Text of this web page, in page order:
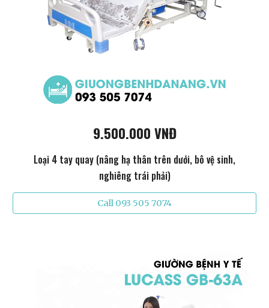
9.500.000 VNĐ
Loại 4 tay quay (nâng hạ thân trên dưới, bô vệ sinh,
nghiêng trái phải)
Call 093 505 7074